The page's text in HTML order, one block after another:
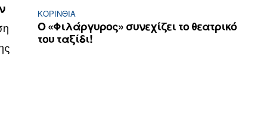
ΚΟΡΙΝΘΊΑ
Ο «Φιλάργυρος» συνεχίζει το θεατρικό
του ταξίδι!